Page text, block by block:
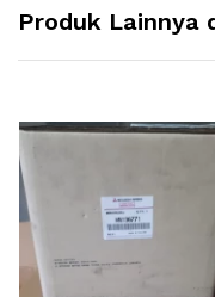
Produk Lainnya